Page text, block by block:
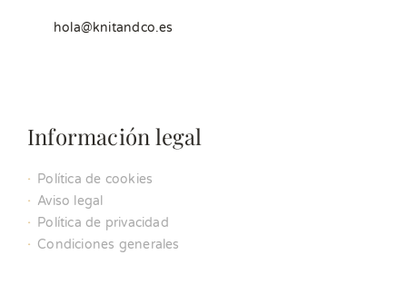
hola@knitandco.es
Información legal
Política de cookies
Aviso legal
Política de privacidad
Condiciones generales